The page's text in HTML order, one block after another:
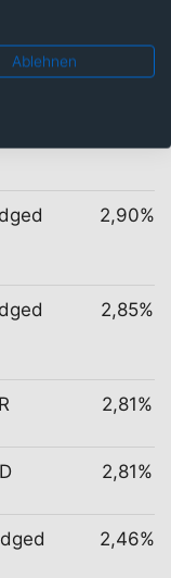
3,30%
2,90%
2,85%
2,81%
2,81%
2,46%
Ablehnen